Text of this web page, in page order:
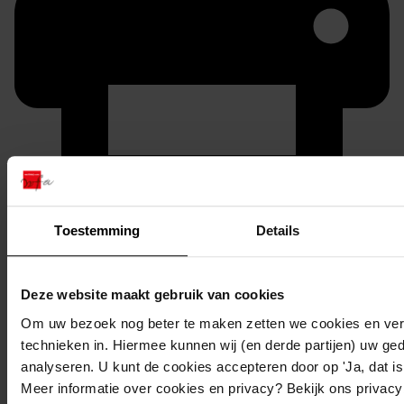
Toestemming Details
Deze website maakt gebruik van cookies
Om uw bezoek nog beter te maken zetten we cookies en
technieken in. Hiermee kunnen wij (en derde partijen) uw
analyseren. U kunt de cookies accepteren door op 'Ja, dat
Meer informatie over cookies en privacy? Bekijk ons
duurzaam webadres
Inventaris
Oostergouw